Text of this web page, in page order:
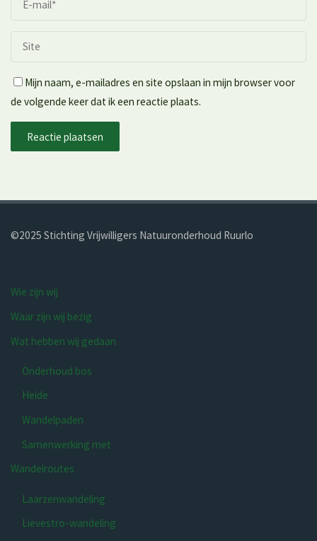
Mijn naam, e-mailadres en site opslaan in mijn browser voor
de volgende keer dat ik een reactie plaats.
©2025 Stichting Vrijwilligers Natuur­onderhoud Ruurlo
Wie zijn wij
Waar zijn wij bezig
Wat hebben wij gedaan
Onderhoud bos
Heide
Wandelpaden
Samenwerking met
Wandelroutes
Laarzenwandeling
Lievestro-wandeling